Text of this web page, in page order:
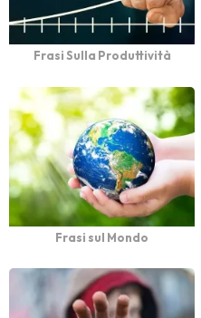
Frasi Sulla Produttività
Frasi sul Mondo